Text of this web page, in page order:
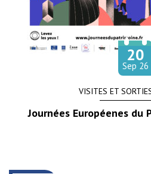
VISITES ET
Journées Européenes du
Le 20
Sep 26